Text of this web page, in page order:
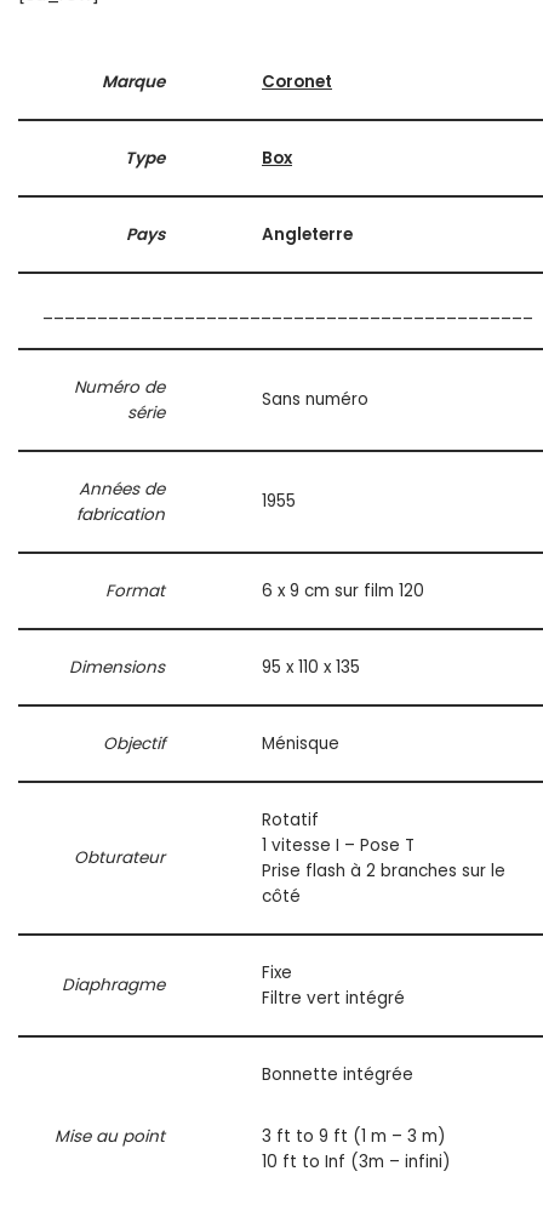
Marque Coronet
Type Box
Pays Angleterre
Numéro de
série
Sans numéro
Années de
fabrication
1955
Format 6 x 9 cm sur film 120
Dimensions 95 x 110 x 135
Objectif Ménisque
Obturateur
Rotatif
1 vitesse I – Pose T
Prise flash à 2 branches sur le
côté
Diaphragme
Fixe
Filtre vert intégré
Mise au point
Bonnette intégrée
3 ft to 9 ft (1 m – 3 m)
10 ft to Inf (3m – infini)